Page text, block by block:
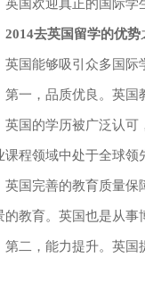
欢迎真正的国际学生
2014去英国留学的优势
能够吸引众多国际学
，品质优良。英国教
的学历被广泛认可，
课程领域中处于全球领
完善的教育质量保障
的教育。英国也是从事
，能力提升。英国提